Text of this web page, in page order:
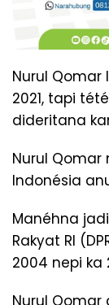
Nurul
2021, tapi
dideritana
Nurul
Indonésia
Manéhna
Rakyat RI
2004 nepi ka
Nurul